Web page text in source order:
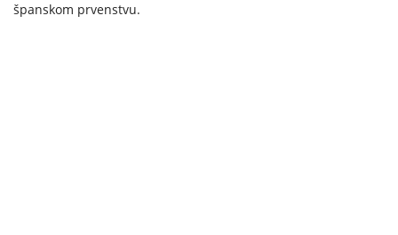
španskom prvenstvu.